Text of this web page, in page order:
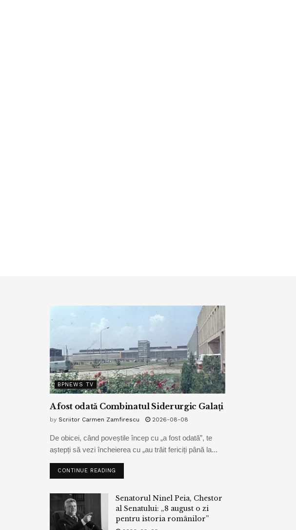
BPNEWS TV
A fost odată Combinatul Siderurgic Galați
by Scriitor Carmen Zamfirescu 2026-08-08
De obicei, când poveștile încep cu „a fost odată”, te
aștepți să vezi încheierea cu „au trăit fericiți până la...
CONTINUE READING
Senatorul Ninel Peia, Chestor
al Senatului: „8 august o zi
pentru istoria românilor”